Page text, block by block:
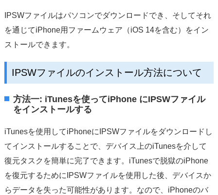
IPSWファイルはパソコンでダウンロードでき、そしてそれ
を通じてiPhone用ファームウェア（iOS 14を含む）をイン
ストールできます。
IPSWファイルのインストール方法について
方法一: iTunesを使ってiPhone にIPSWファイル
をインストールする
iTunesを使用してiPhoneにIPSWファイルをダウンロードし
てインストールすることで、デバイス上のiTunesを介して
復元タスクを簡単に完了できます。iTunesで脱獄のiPhone
を復元するためにIPSWファイルを使用した後、デバイスか
らデータを失った可能性があります。なので、iPhoneのバ